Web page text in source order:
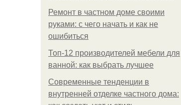
Ремонт в частном доме своими
руками: с чего начать и как не
ошибиться
Топ-12 производителей мебели для
ванной: как выбрать лучшее
Современные тенденции в
внутренней отделке частного дома: